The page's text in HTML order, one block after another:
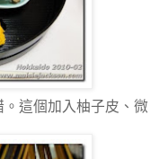
這個加入柚子皮、微